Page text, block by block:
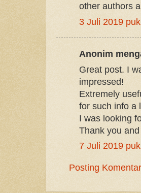
other authors
3 Juli 2019
Anonim
Great post. I
impressed!
Extremely
for such info a
I was looking
Thank you
7 Juli 2019
Posting Komentar